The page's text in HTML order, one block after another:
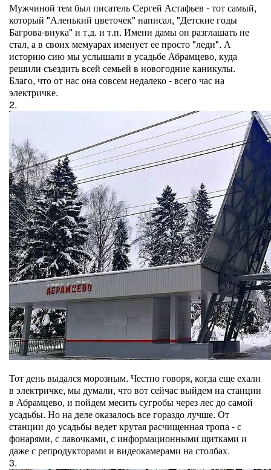
Мужчиной тем был писатель Сергей Астафьев - тот самый,
который "Аленький цветочек" написал, "Детские годы
Багрова-внука" и т.д. и т.п. Имени дамы он разглашать не
стал, а в своих мемуарах именует ее просто "леди". А
историю сию мы услышали в усадьбе Абрамцево, куда
решили съездить всей семьей в новогодние каникулы.
Благо, что от нас она совсем недалеко - всего час на
электричке.
2.
Тот день выдался морозным. Честно говоря, когда еще ехали
в электричке, мы думали, что вот сейчас выйдем на станции
в Абрамцево, и пойдем месить сугробы через лес до самой
усадьбы. Но на деле оказалось все гораздо лучше. От
станции до усадьбы ведет крутая расчищенная тропа - с
фонарями, с лавочками, с информационными щитками и
даже с репродукторами и видеокамерами на столбах.
3.